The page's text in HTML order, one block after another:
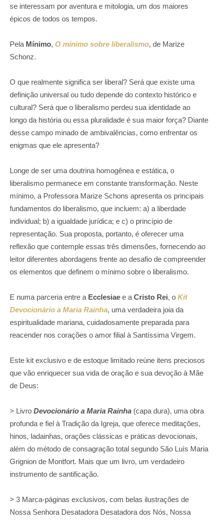
se interessam por aventura e mitologia, um dos maiores
épicos de todos os tempos.
Pela Mínimo, O mínimo sobre liberalismo, de Marize
Schonz.
O que realmente significa ser liberal? Será que existe uma
definição universal ou tudo depende do contexto histórico e
cultural? Será que o liberalismo perdeu sua identidade ao
longo da história ou essa pluralidade é sua maior força? Diante
desse campo minado de ambivalências, como enfrentar os
enigmas que ele apresenta?
Longe de ser uma doutrina homogênea e estática, o
liberalismo permanece em constante transformação. Neste
mínimo, a Professora Marize Schons apresenta os principais
fundamentos do liberalismo, que incluem: a) a liberdade
individual; b) a igualdade jurídica; e c) o princípio de
representação. Sua proposta, portanto, é oferecer uma
reflexão que contemple essas três dimensões, fornecendo ao
leitor diferentes abordagens frente ao desafio de compreender
os elementos que definem o mínimo sobre o liberalismo.
E numa parceria entre a Ecclesiae e a Cristo Rei, o Kit
Devocionário a Maria Rainha, uma verdadeira joia da
espiritualidade mariana, cuidadosamente preparada para
reacender nos corações o amor filial à Santíssima Virgem.
Este kit exclusivo e de estoque limitado reúne itens preciosos
que vão enriquecer sua vida de oração e sua devoção à Mãe
de Deus:
> Livro Devocionário a Maria Rainha (capa dura), uma obra
profunda e fiel à Tradição da Igreja, que oferece meditações,
hinos, ladainhas, orações clássicas e práticas devocionais,
além do método de consagração total segundo São Luís Maria
Grignion de Montfort. Mais que um livro, um verdadeiro
instrumento de santificação.
> 3 Marca-páginas exclusivos, com belas ilustrações de
Nossa Senhora Desatadora Desatadora dos Nós, Nossa